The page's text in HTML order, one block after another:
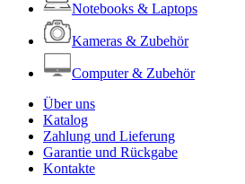
Notebooks & Laptops
Kameras & Zubehör
Computer & Zubehör
Über uns
Katalog
Zahlung und Lieferung
Garantie und Rückgabe
Kontakte